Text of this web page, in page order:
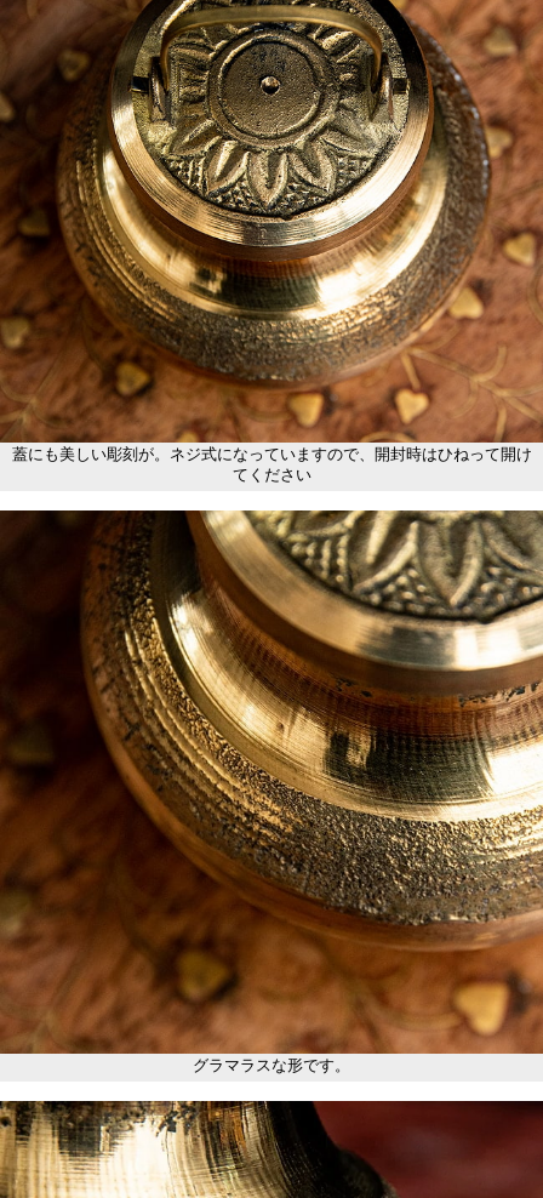
蓋にも美しい彫刻が。ネジ式になっていますので、開封時はひねって開け
てください
グラマラスな形です。